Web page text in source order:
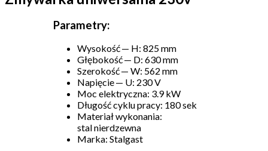
Parametry:
Wysokość — H: 825 mm
Głębokość — D: 630 mm
Szerokość — W: 562 mm
Napięcie — U: 230 V
Moc elektryczna: 3.9 kW
Długość cyklu pracy: 180 sek
Materiał wykonania:
stal nierdzewna
Marka: Stalgast